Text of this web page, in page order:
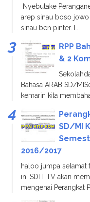
Nyebutake
arep sinau boso
sinau ben pinter. I...
RPP
& 2
Bahasa ARAB SD/
kemarin kita
SD/MI
2016/2017
haloo jumpa selamat
ini SDIT TV akan
mengenai Perangkat